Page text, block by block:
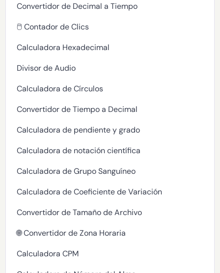
Convertidor de Decimal a Tiempo
🖱️ Contador de Clics
Calculadora Hexadecimal
Divisor de Audio
Calculadora de Círculos
Convertidor de Tiempo a Decimal
Calculadora de pendiente y grado
Calculadora de notación científica
Calculadora de Grupo Sanguíneo
Calculadora de Coeficiente de Variación
Convertidor de Tamaño de Archivo
🌐 Convertidor de Zona Horaria
Calculadora CPM